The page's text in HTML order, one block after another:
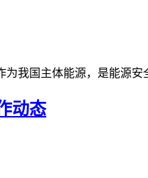
为我国主体能源，是能源
动态